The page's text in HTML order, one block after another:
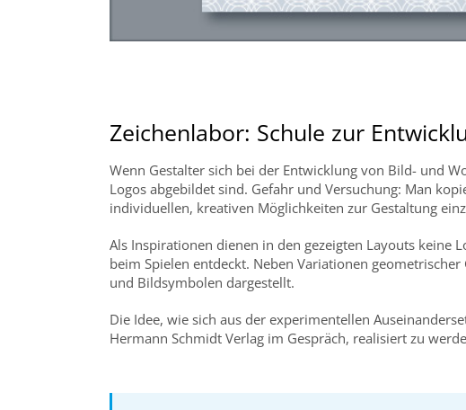
Zeichenlabor: Schule zur
Wenn Gestalter sich bei der Entwicklung von Bild- und
Logos abgebildet sind. Gefahr und Versuchung: Man
individuellen, kreativen Möglichkeiten zur Gestaltung
Als Inspirationen dienen in den gezeigten Layouts keine
beim Spielen entdeckt. Neben Variationen
und Bildsymbolen dargestellt.
Die Idee, wie sich aus der experimentellen
Hermann Schmidt Verlag im Gespräch, realisiert zu